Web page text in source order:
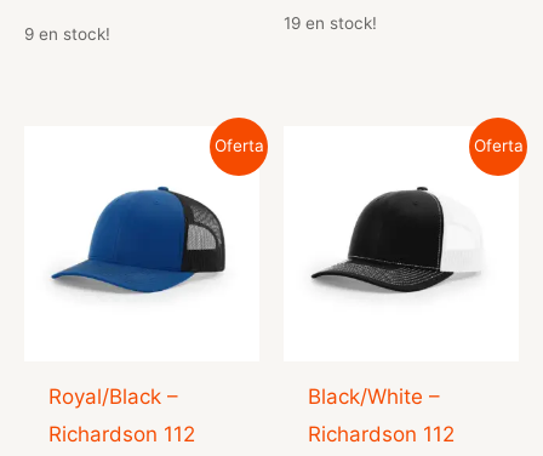
9 en stock!
19 en stock!
Oferta
Royal/Black –
Richardson 112
Oferta
Black/White –
Richardson 112